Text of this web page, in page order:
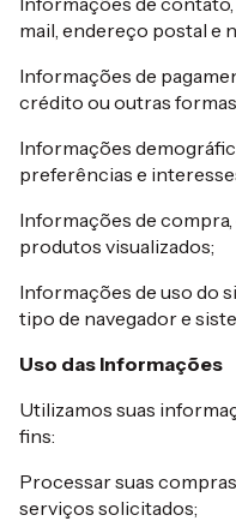
mail, endereço postal e
Informações de
crédito ou outras
Informações
preferências e
Informações de
produtos visualizados;
Informações de uso do
tipo de navegador e
Uso das Informações
Utilizamos suas
fins:
Processar suas
serviços solicitados;